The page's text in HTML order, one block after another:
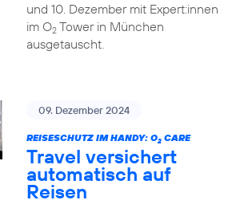
und 10. Dezember mit Expert:innen
im O2Tower in München
ausgetauscht.
09. Dezember 2024
REISESCHUTZ IM HANDY: O2CARE
Travel versichert
automatisch auf
Reisen